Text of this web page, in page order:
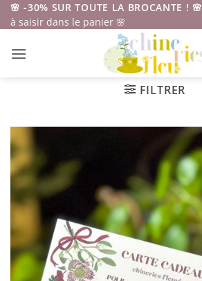
Passer
au
🌸 -30% SUR TOUTE LA BROCANTE ! 🌸
à saisir dans le panier 🌸
FILTRER